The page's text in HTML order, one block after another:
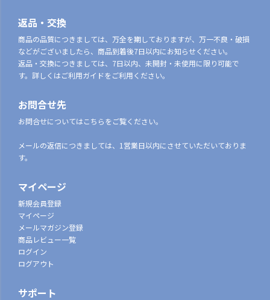
返品・交換
商品の品質につきましては、万全を期しておりますが、万一不良・破損
などがございましたら、商品到着後7日以内にお知らせください。
返品・交換につきましては、7日以内、未開封・未使用に限り可能で
す。詳しくはご利用ガイドをご利用ください。
お問合せ先
お問合せについてはこちらをご覧ください。
メールの返信につきましては、1営業日以内にさせていただいておりま
す。
マイページ
新規会員登録
マイページ
メールマガジン登録
商品レビュー一覧
ログイン
ログアウト
サポート